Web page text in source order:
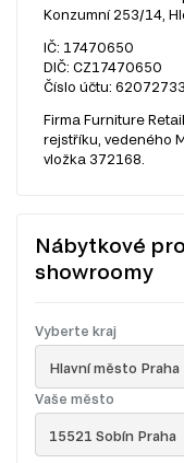
Konzumní 253/14,
IČ: 17470650
DIČ: CZ17470650
Číslo účtu:
Firma Furniture
rejstříku, vedeného
vložka 372168.
Nábytkové
showroomy
Vyberte kraj
Hlavní město Praha
Vaše město
15521 Sobín Praha